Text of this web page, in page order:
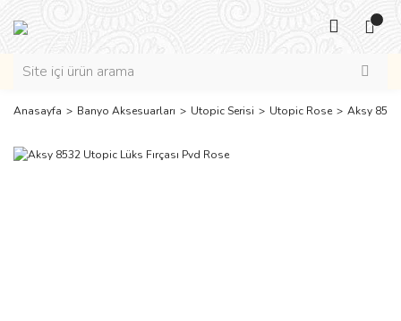
Anasayfa Banyo Aksesuarları Utopic Serisi Utopic Rose Aksy 8532